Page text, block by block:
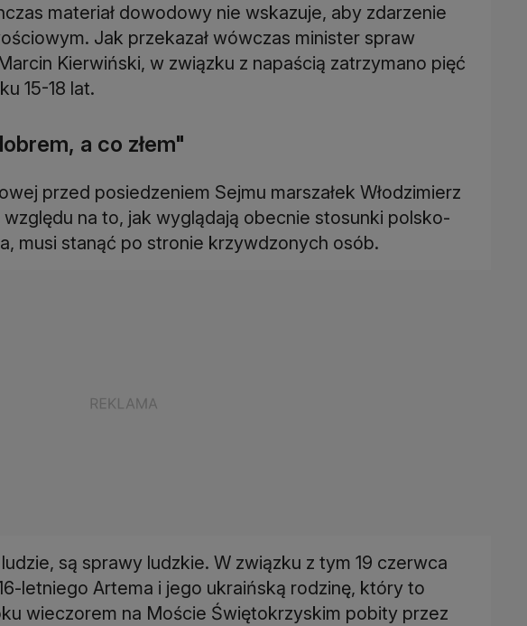
materiał dowodowy nie wskazuje, aby zdarzenie
Jak przekazał wówczas minister spraw
Kierwiński, w związku z napaścią zatrzymano pięć
15-18 lat.
a co złem"
przed posiedzeniem Sejmu marszałek Włodzimierz
na to, jak wyglądają obecnie stosunki polsko-
musi stanąć po stronie krzywdzonych osób.
są sprawy ludzkie. W związku z tym 19 czerwca
letniego Artema i jego ukraińską rodzinę, który to
wieczorem na Moście Świętokrzyskim pobity przez